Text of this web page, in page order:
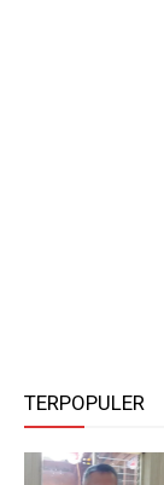
TERPOPULER